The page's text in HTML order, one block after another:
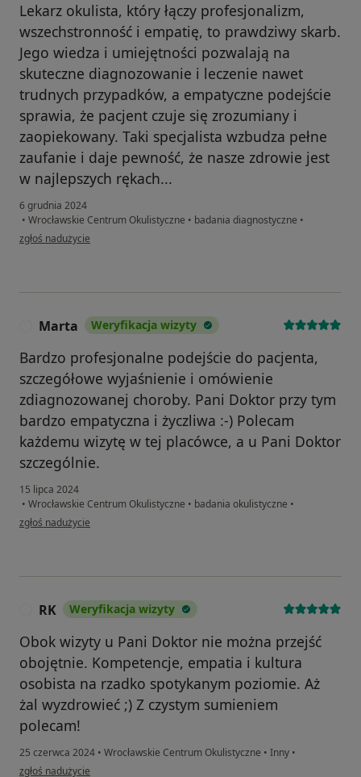
Lekarz okulista, który łączy profesjonalizm,
wszechstronność i empatię, to prawdziwy skarb.
Jego wiedza i umiejętności pozwalają na
skuteczne diagnozowanie i leczenie nawet
trudnych przypadków, a empatyczne podejście
sprawia, że pacjent czuje się zrozumiany i
zaopiekowany. Taki specjalista wzbudza pełne
zaufanie i daje pewność, że nasze zdrowie jest
w najlepszych rękach...
6 grudnia 2024
• Wrocławskie Centrum Okulistyczne • badania diagnostyczne •
w opinii użytkownika Dominika
zgłoś nadużycie
Marta Weryfikacja wizyty
Bardzo profesjonalne podejście do pacjenta,
szczegółowe wyjaśnienie i omówienie
zdiagnozowanej choroby. Pani Doktor przy tym
bardzo empatyczna i życzliwa :-) Polecam
każdemu wizytę w tej placówce, a u Pani Doktor
szczególnie.
15 lipca 2024
• Wrocławskie Centrum Okulistyczne • badania okulistyczne •
w opinii użytkownika Marta
zgłoś nadużycie
RK Weryfikacja wizyty
Obok wizyty u Pani Doktor nie można przejść
obojętnie. Kompetencje, empatia i kultura
osobista na rzadko spotykanym poziomie. Aż
żal wyzdrowieć ;) Z czystym sumieniem
polecam!
25 czerwca 2024 • Wrocławskie Centrum Okulistyczne • Inny •
w opinii użytkownika RK
zgłoś nadużycie